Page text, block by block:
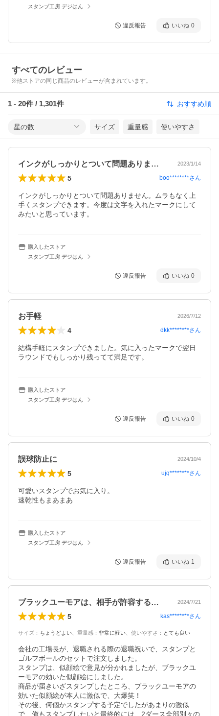
スタンプ工房 デジはん
違反報告 いいね 0
すべてのレビュー
※他ストアの同じ商品のレビューが含まれています。
1 - 20件 / 1,301件 おすすめ順
星の数 サイズ 重量感 使いやすさ
インクがしっかりとついて問題ありません… 2023/1/14
5 boo********さん
インクがしっかりとついて問題ありません。ムラもなく上
手くスタンプできます。今度は文字を入れたマークにして
みたいと思っています。
購入したストア
スタンプ工房 デジはん
違反報告 いいね 0
お手軽 2026/7/12
4 dkk********さん
結構手軽にスタンプできました。気に入ったマークで翌日
ラウンドでもしっかり残ってて満足です。
購入したストア
スタンプ工房 デジはん
違反報告 いいね 0
誤球防止に 2024/10/4
5 ujq********さん
可愛いスタンプでお気に入り。
速乾性もまあまあ
購入したストア
スタンプ工房 デジはん
違反報告 いいね 1
ブラックユーモアは、相手が許容するか次第 2024/7/21
5 kas********さん
サイズ ： ちょうどよい 重量感 ： 非常に軽い 使いやすさ ： とても良い
会社の工場長が、退職される際の退職祝いで、スタンプと
ゴルフボールのセットで注文しました。
スタンプは、似顔絵で意見が分かれましたが、ブラックユ
ーモアの効いた似顔絵にしました。
商品が届きいざスタンプしたところ、ブラックユーモアの
効いた似顔絵が本人に激似で、大爆笑！
その後、何個かスタンプする予定でしたがあまりの激似
で、俺もスタンプしたいと最終的には、2ダース全部別々の